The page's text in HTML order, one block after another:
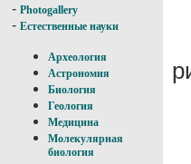
- Photogallery
- Естественные науки
Археология
Астрономия
Биология
Геология
Медицина
Молекулярная
биология